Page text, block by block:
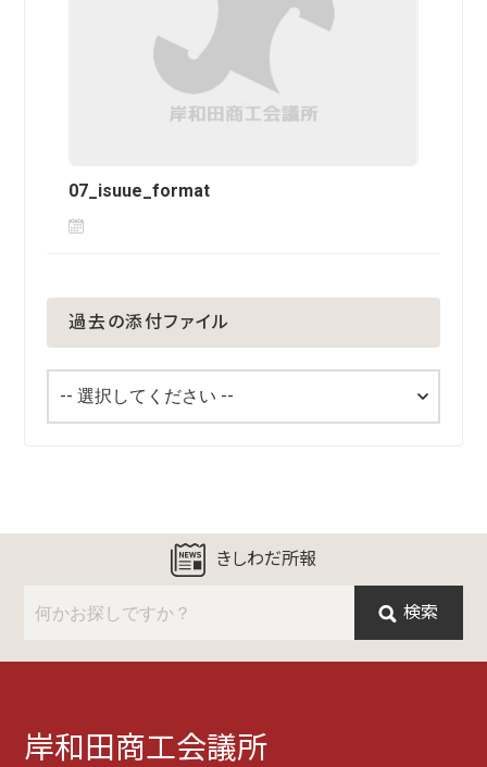
07_isuue_format
過去の添付ファイル
きしわだ所報
検索
岸和田商工会議所